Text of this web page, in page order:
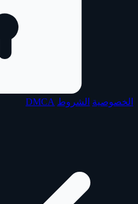
الخصوصية الشروط DMCA